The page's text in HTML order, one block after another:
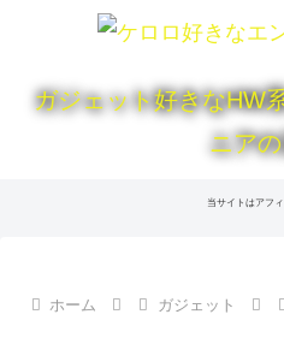
ガジェット好きなHW
ニア
当サイトはアフ
ホーム ガジェット